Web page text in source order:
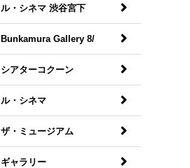
ル・シネマ 渋谷宮下
Bunkamura Gallery 8/
シアターコクーン
ル・シネマ
ザ・ミュージアム
ギャラリー